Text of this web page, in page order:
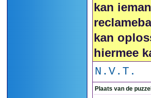
kan
kan
hiermee
N.V.T.
Plaats van de